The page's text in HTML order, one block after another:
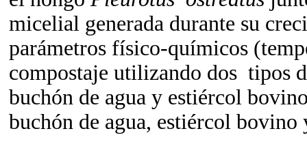
micelial generada durante su
parámetros físico-químicos
compostaje utilizando dos tipos
buchón de agua y estiércol
buchón de agua, estiércol